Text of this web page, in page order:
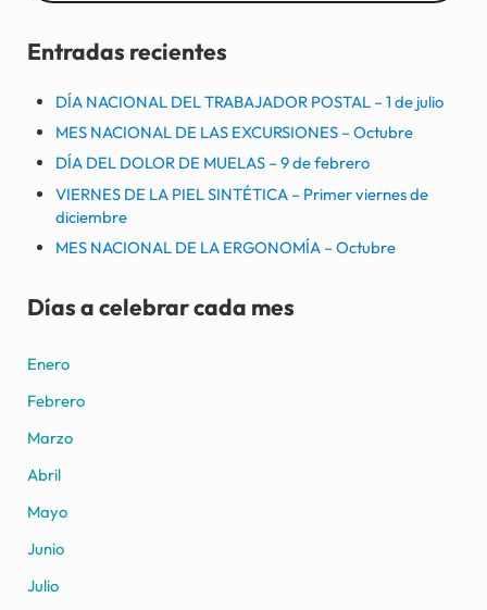
Entradas recientes
DÍA NACIONAL DEL TRABAJADOR POSTAL – 1 de julio
MES NACIONAL DE LAS EXCURSIONES – Octubre
DÍA DEL DOLOR DE MUELAS – 9 de febrero
VIERNES DE LA PIEL SINTÉTICA – Primer viernes de
diciembre
MES NACIONAL DE LA ERGONOMÍA – Octubre
Días a celebrar cada mes
Enero
Febrero
Marzo
Abril
Mayo
Junio
Julio